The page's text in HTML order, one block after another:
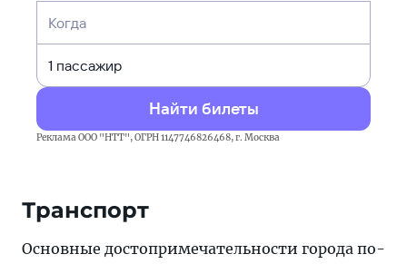
Когда
Найти билеты
Реклама ООО "НТТ", ОГРН 1147746826468, г. Москва
Транспорт
Основные достопримечательности города по-